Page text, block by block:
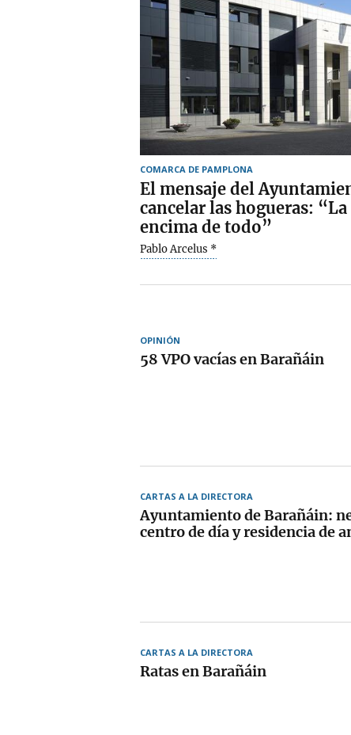
COMARCA DE PAMPLONA
El mensaje del
cancelar las hogueras:
encima de todo”
Pablo Arcelus *
OPINIÓN
58 VPO vacías en Barañáin
CARTAS A LA DIRECTORA
Ayuntamiento de Barañáin:
centro de día y residencia de
CARTAS A LA DIRECTORA
Ratas en Barañáin